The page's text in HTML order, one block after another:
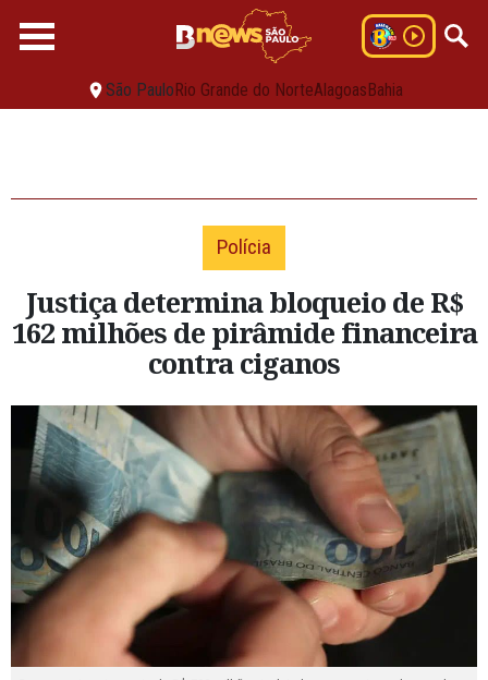
São PauloRio Grande do NorteAlagoasBahia
Polícia
Justiça determina bloqueio de R$
162 milhões de pirâmide financeira
contra ciganos